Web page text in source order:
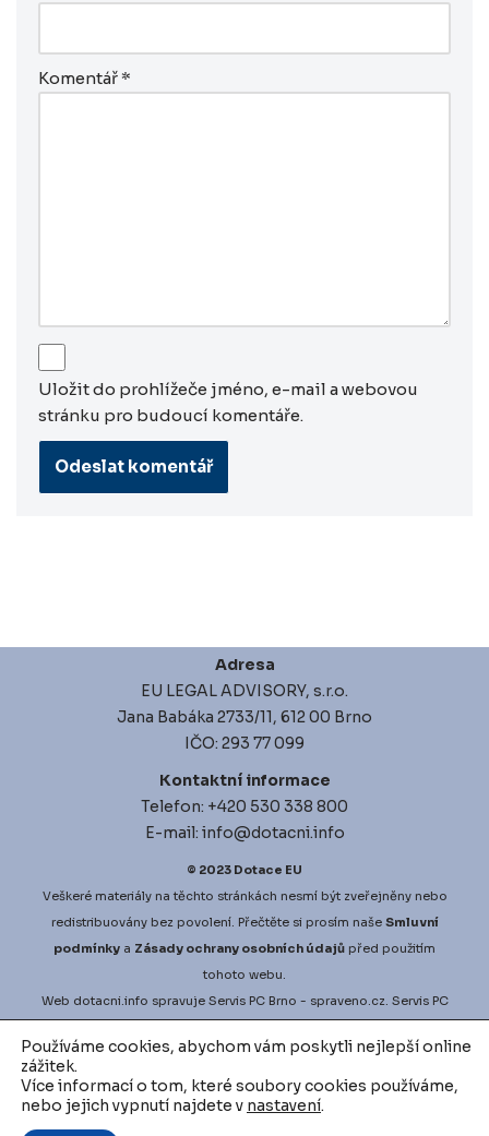
Komentář *
Uložit do prohlížeče jméno, e-mail a webovou
stránku pro budoucí komentáře.
Adresa
EU LEGAL ADVISORY, s.r.o.
Jana Babáka 2733/11, 612 00 Brno
IČO: 293 77 099
Kontaktní informace
Telefon: +420 530 338 800
E-mail: info@dotacni.info
© 2023 Dotace EU
Veškeré materiály na těchto stránkách nesmí být zveřejněny nebo
redistribuovány bez povolení. Přečtěte si prosím naše Smluvní
podmínky a Zásady ochrany osobních údajů před použitím
tohoto webu.
Web dotacni.info spravuje Servis PC Brno - spraveno.cz. Servis PC
nejlepší možné podmínky pro vaši zakázku.vodni-audit.cza
d igitalni-audit.cz zefektivní činnosti přesně dle vašich potřeb.
Podívejte se na další inovativní řešení v oblasti využívání datové
analytiky a AI ve financích, například
Používáme cookies, abychom vám poskytli nejlepší online
zážitek.
Více informací o tom, které soubory cookies používáme,
nebo jejich vypnutí najdete v nastavení.